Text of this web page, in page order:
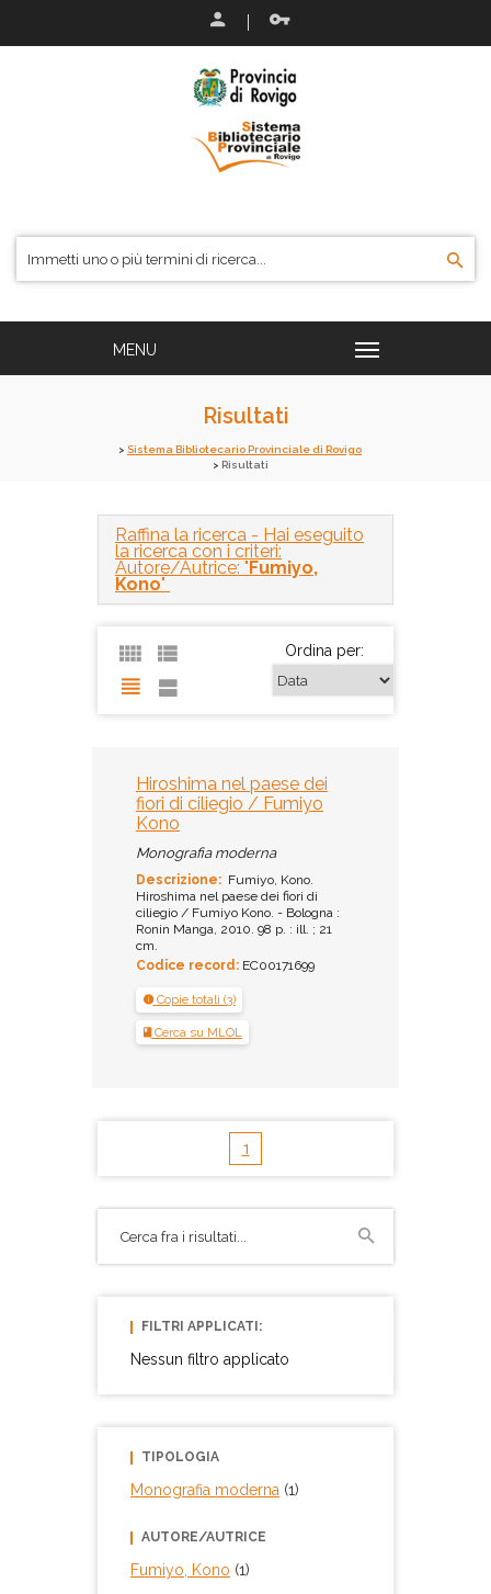
Risultati
Sistema Bibliotecario Provinciale di Rovigo
Risultati
Raffina la ricerca - Hai eseguito
la ricerca con i criteri:
Autore/Autrice: " Fumiyo,
Kono"
Ordina per:
Hiroshima nel paese dei
fiori di ciliegio / Fumiyo
Kono
Monografia moderna
Descrizione: Fumiyo, Kono.
Hiroshima nel paese dei fiori di
ciliegio / Fumiyo Kono. - Bologna :
Ronin Manga, 2010. 98 p. : ill. ; 21
cm.
Codice record: EC00171699
Copie totali (3)
Cerca su MLOL
1
FILTRI APPLICATI:
Nessun filtro applicato
TIPOLOGIA
Monografia moderna (1)
AUTORE/AUTRICE
Fumiyo, Kono (1)